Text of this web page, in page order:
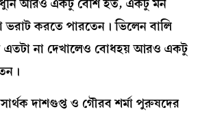
করতে পারতেন। ভিলেন বালি
এতটা না দেখালেও বোধহয় আরও একটু
সার্থক দাশগুপ্ত ও গৌরব শর্মা পুরুষদের